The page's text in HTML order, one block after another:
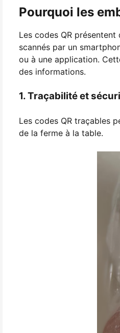
Pourquoi les
Les codes QR
scannés par un
ou à une application.
des informations.
1. Traçabilité et
Les codes QR traçables
de la ferme à la table.